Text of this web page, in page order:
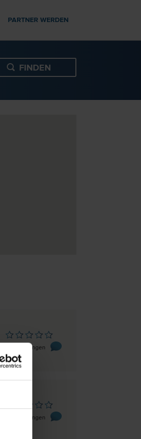
PARTNER WERDEN
0 Bewertungen
0 Bewertungen